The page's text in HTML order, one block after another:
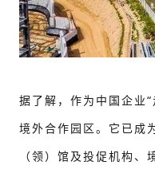
据了解，作为中国企业
境外合作园区。它已成
（领）馆及投促机构、